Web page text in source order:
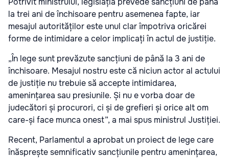
la trei ani de închisoare pentru asemenea fapte, iar
mesajul autorităților este unul clar împotriva oricărei
forme de intimidare a celor implicați în actul de justiție.
„În lege sunt prevăzute sancțiuni de până la 3 ani de
închisoare. Mesajul nostru este că niciun actor al actului
de justiție nu trebuie să accepte intimidarea,
amenințarea sau presiunile. Și nu e vorba doar de
judecători și procurori, ci și de grefieri și orice alt om
care-și face munca onest”, a mai spus ministrul Justiției.
Recent, Parlamentul a aprobat un proiect de lege care
înăsprește semnificativ sancțiunile pentru amenințarea,